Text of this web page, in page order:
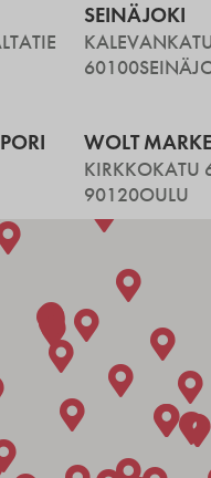
SEINÄJOKI
60100
WOLT
KIRKKOKATU
90120OULU